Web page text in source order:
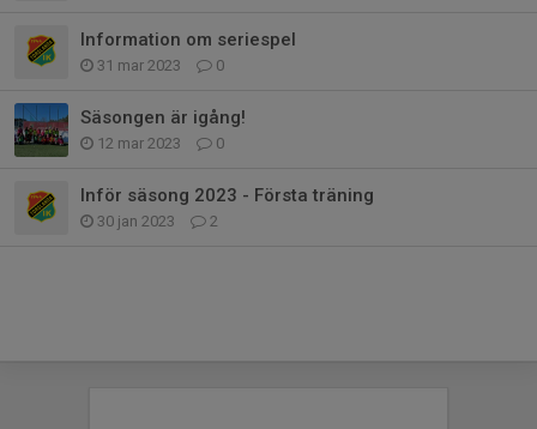
Information om seriespel
31 mar 2023 0
Säsongen är igång!
12 mar 2023 0
Inför säsong 2023 - Första träning
30 jan 2023 2